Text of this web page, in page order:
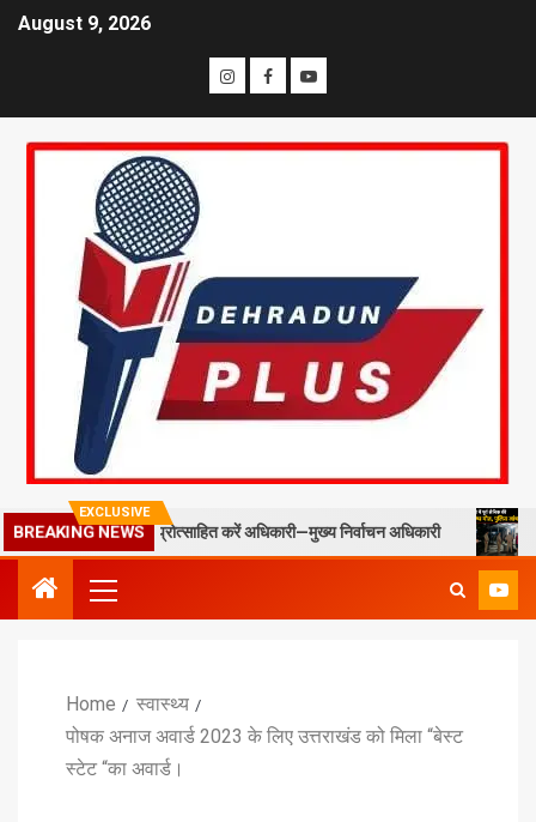
August 9, 2026
EXCLUSIVE
BREAKING NEWS
स्टाफ को प्रोत्साहित करें अधिकारी—मुख्य निर्वाचन अधिकारी मसूरी में
Home
स्वास्थ्य
पोषक अनाज अवार्ड 2023 के लिए उत्तराखंड को मिला “बेस्ट
स्टेट “का अवार्ड।